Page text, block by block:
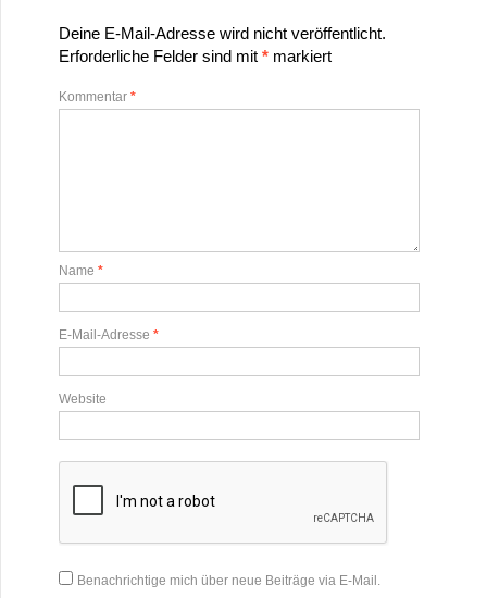
Deine E-Mail-Adresse wird nicht veröffentlicht.
Erforderliche Felder sind mit *markiert
Kommentar *
Name *
E-Mail-Adresse *
Website
Benachrichtige mich über neue Beiträge via E-Mail.